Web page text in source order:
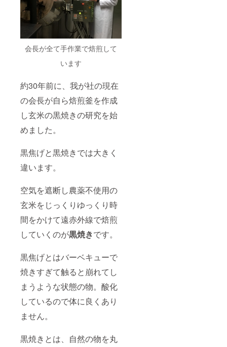
会長が全て手作業で焙煎して
います
約30年前に、我が社の現在
の会長が自ら焙煎釜を作成
し玄米の黒焼きの研究を始
めました。
黒焦げと黒焼きでは大きく
違います。
空気を遮断し農薬不使用の
玄米をじっくりゆっくり時
間をかけて遠赤外線で焙煎
していくのが黒焼きです。
黒焦げとはバーベキューで
焼きすぎて触ると崩れてし
まうような状態の物。酸化
しているので体に良くあり
ません。
黒焼きとは、自然の物を丸